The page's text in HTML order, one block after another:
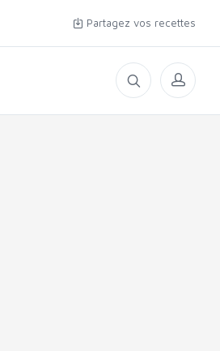
Partagez vos recettes